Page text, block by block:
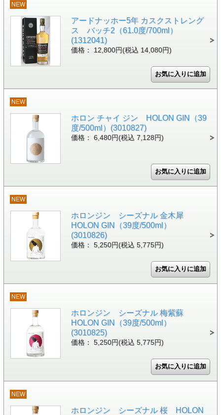
NEW
アードナッホー5年 カスクストレング
ス バッチ2（61.0度/700ml）
(1312041)
価格： 12,800円(税込 14,080円)
NEW
ホロン チャイ ジン HOLON GIN（39
度/500ml）(3010827)
価格： 6,480円(税込 7,128円)
NEW
ホロンジン シーズナル 金木犀
HOLON GIN（39度/500ml）
(3010826)
価格： 5,250円(税込 5,775円)
NEW
ホロンジン シーズナル 梅紫蘇
HOLON GIN（39度/500ml）
(3010825)
価格： 5,250円(税込 5,775円)
NEW
ホロンジン シーズナル 桜 HOLON